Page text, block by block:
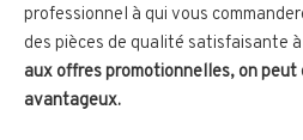
professionnel à qui vous
des pièces de qualité satisfaisante
aux offres promotionnelles, on
avantageux.